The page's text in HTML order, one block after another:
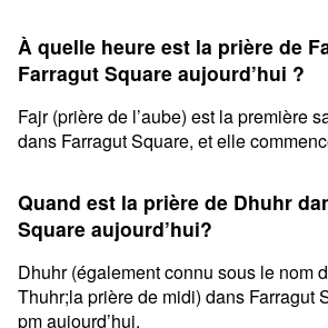
À quelle heure est la prière de
Farragut Square aujourd’hui ?
Fajr (prière de l’aube) est la première
dans Farragut Square, et elle
Quand est la prière de Dhuhr
Square aujourd’hui?
Dhuhr (également connu sous le nom
Thuhr;la prière de midi) dans Farragut
pm aujourd’hui.